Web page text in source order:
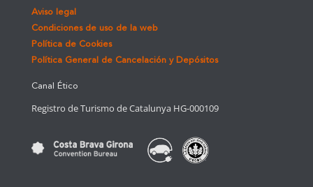
Aviso legal
Condiciones de uso de la web
Política de Cookies
Política General de Cancelación y Depósitos
Canal Ético
Registro de Turismo de Catalunya HG-000109